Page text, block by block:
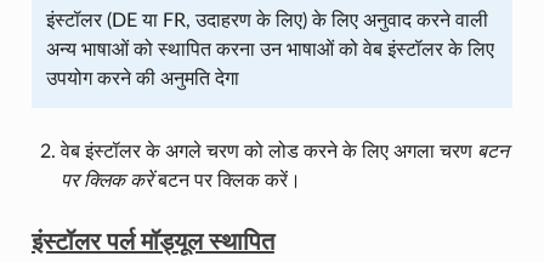
इंस्टॉलर (DE या FR, उदाहरण के लिए) के लिए अनुवाद करने वाली
अन्य भाषाओं को स्थापित करना उन भाषाओं को वेब इंस्टॉलर के लिए
उपयोग करने की अनुमति देगा
वेब इंस्टॉलर के अगले चरण को लोड करने के लिए अगला चरण बटन
पर क्लिक करेंबटन पर क्लिक करें।
इंस्टॉलर पर्ल मॉड्यूल स्थापित